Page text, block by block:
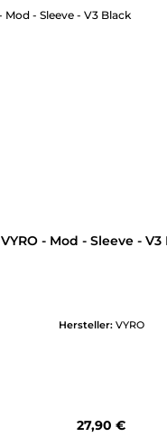
VYRO - Mod - Sleeve -
Hersteller: VYRO
Regulärer
27,90 €